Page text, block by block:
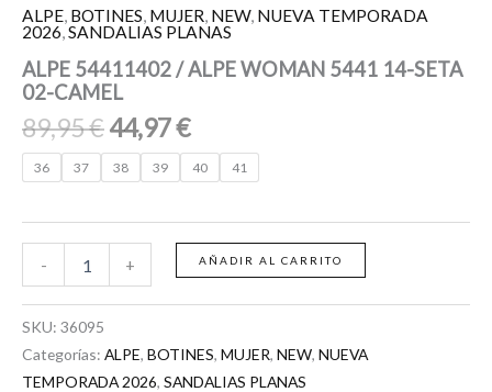
ALPE, BOTINES, MUJER, NEW, NUEVA TEMPORADA
2026,SANDALIAS PLANAS
ALPE 54411402 / ALPE WOMAN 5441 14-SETA
02-CAMEL
89,95€44,97€
36 37 38 39 40 41
-
SETA
02-
cantidad
+ AÑADIR AL CARRITO
SKU: 36095
Categorías: ALPE, BOTINES, MUJER, NEW, NUEVA
TEMPORADA 2026, SANDALIAS PLANAS